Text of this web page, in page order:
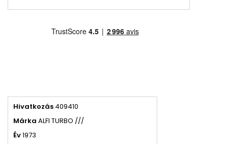
Hivatkozás 409410
Márka ALFI TURBO ///
Év1973